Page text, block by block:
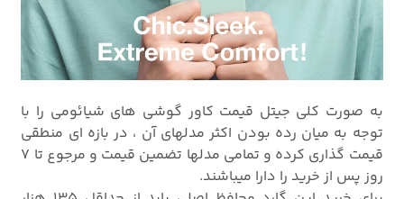
به صورت کلی جیتل قیمت کاور گوشی های شیائومی را با
توجه به میان رده بودن اکثر مدلهای آن ، در بازه ای منطقی
قیمت گذاری کرده و تمامی مدلها تضمین قیمت و مرجوع تا 7
روز پس از خرید را دارا میباشند.